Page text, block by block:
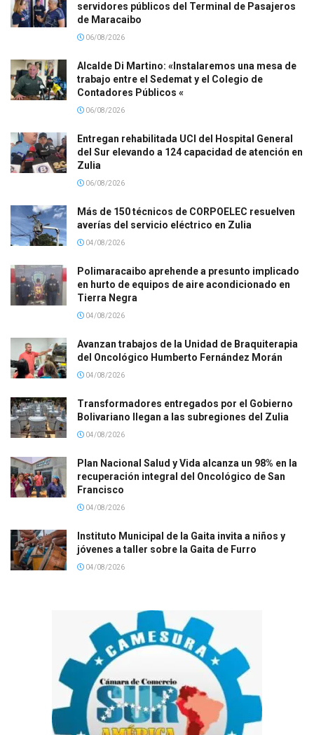
servidores públicos del Terminal de Pasajeros
de Maracaibo
06/08/2026
Alcalde Di Martino: «Instalaremos una mesa de
trabajo entre el Sedemat y el Colegio de
Contadores Públicos «
06/08/2026
Entregan rehabilitada UCI del Hospital General
del Sur elevando a 124 capacidad de atención en
Zulia
06/08/2026
Más de 150 técnicos de CORPOELEC resuelven
averías del servicio eléctrico en Zulia
04/08/2026
Polimaracaibo aprehende a presunto implicado
en hurto de equipos de aire acondicionado en
Tierra Negra
04/08/2026
Avanzan trabajos de la Unidad de Braquiterapia
del Oncológico Humberto Fernández Morán
04/08/2026
Transformadores entregados por el Gobierno
Bolivariano llegan a las subregiones del Zulia
04/08/2026
Plan Nacional Salud y Vida alcanza un 98% en la
recuperación integral del Oncológico de San
Francisco
04/08/2026
Instituto Municipal de la Gaita invita a niños y
jóvenes a taller sobre la Gaita de Furro
04/08/2026